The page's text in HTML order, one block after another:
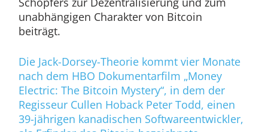
unabhängigen Charakter von Bitcoin
beiträgt.
Die Jack-Dorsey-Theorie kommt vier Monate
nach dem HBO Dokumentarfilm „Money
Electric: The Bitcoin Mystery“, in dem der
Regisseur Cullen Hoback Peter Todd, einen
39-jährigen kanadischen Softwareentwickler,